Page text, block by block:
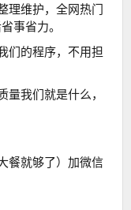
理维护，全网热门
事省力。
们的程序，不用担
我们就是什么，
餐就够了）加微信